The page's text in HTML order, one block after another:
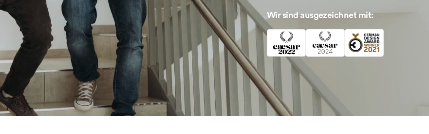
Wir sind ausgezeichnet mit: